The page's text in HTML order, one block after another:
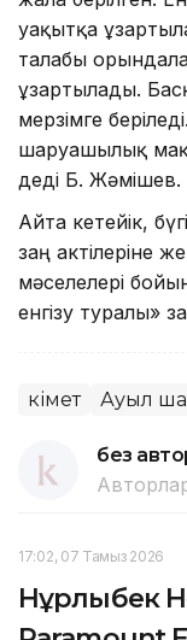
уақытқа
талабы
ұзартылады.
мерзiмге
шаруашылық
дедi Б. Жәмiшев.
Айта кетейiк,
заң актiлерiне
мәселелерi
енгiзу туралы»
Үкімет Ауыл
без
17:02, 07 Тамыз 2026
Нұрлыбек